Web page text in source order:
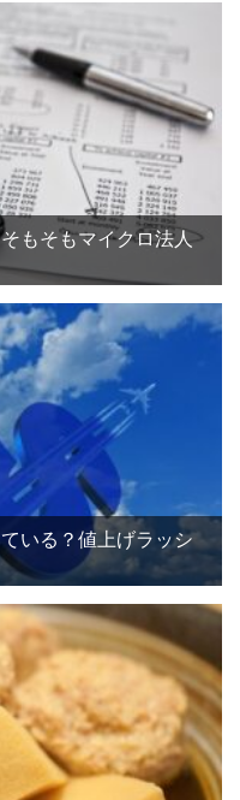
もそもマイクロ法人
いる？値上げラッシ